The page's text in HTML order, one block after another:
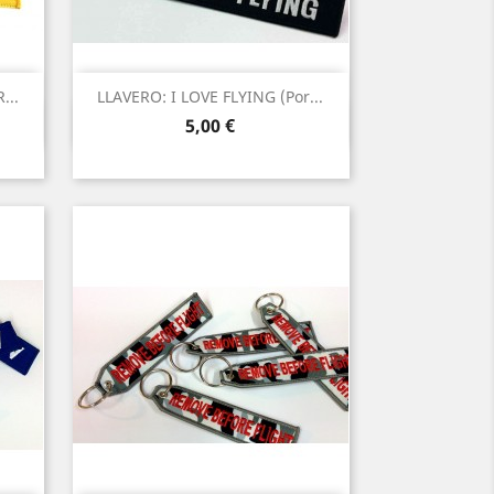
LLAVERO: I LOVE FLYING (por...
Precio
5,00 €
Vista rápida